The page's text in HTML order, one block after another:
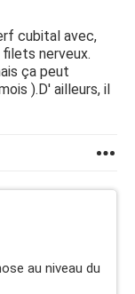
cubital avec,
nerveux.
ça peut
).D' ailleurs, il
au niveau du